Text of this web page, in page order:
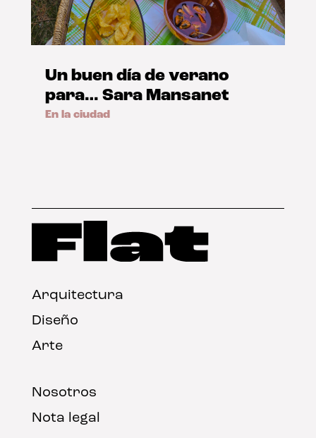
Un buen día de verano
para… Sara Mansanet
En la ciudad
Arquitectura
Diseño
Arte
Nosotros
Nota legal